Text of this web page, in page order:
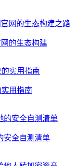
的生态构建
用指南
安全自测清单